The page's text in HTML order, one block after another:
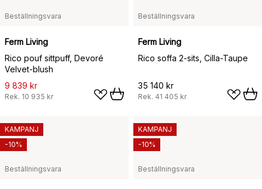
Beställningsvara
Ferm Living
Rico pouf sittpuff, Devoré
Velvet-blush
9 839 kr
Rek. 10 935 kr
Beställningsvara
Ferm Living
Rico soffa 2-sits, Cilla-Taupe
35 140 kr
Rek. 41 405 kr
Beställningsvara
KAMPANJ
-10%
Beställningsvara
KAMPANJ
-10%